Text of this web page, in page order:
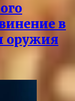
в
оружия